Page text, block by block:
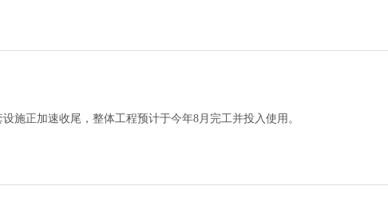
施正加速收尾，整体工程预计于今年8月完工并投入使用。